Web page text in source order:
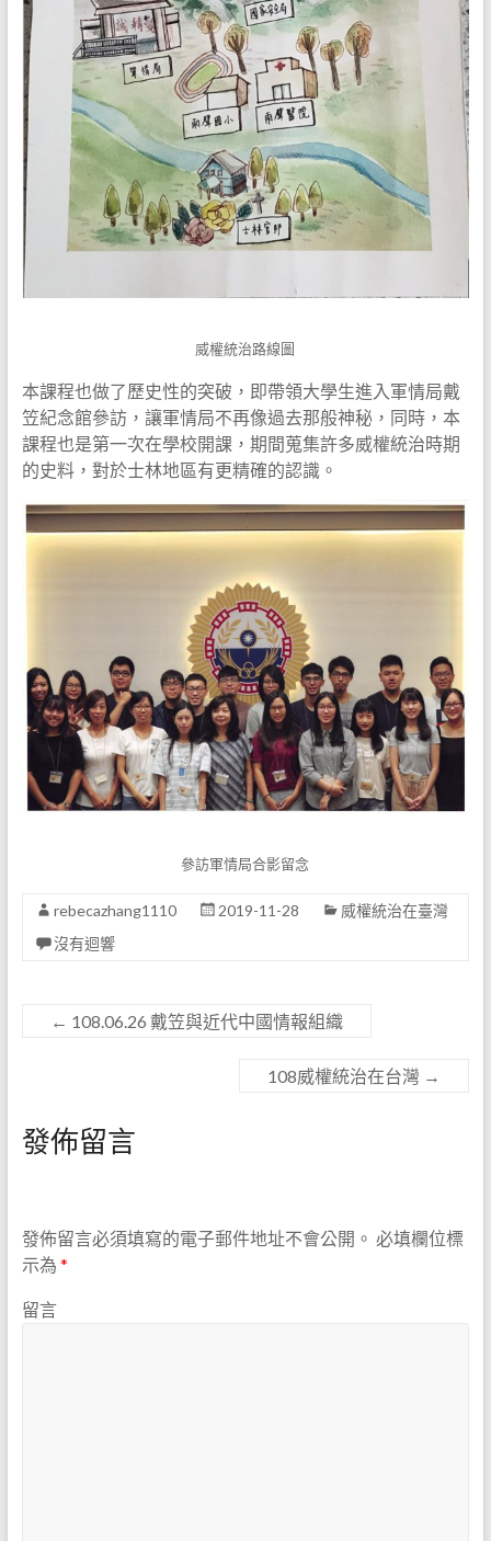
威權統治路線圖
本課程也做了歷史性的突破，即帶領大學生進入軍情局戴
笠紀念館參訪，讓軍情局不再像過去那般神秘，同時，本
課程也是第一次在學校開課，期間蒐集許多威權統治時期
的史料，對於士林地區有更精確的認識。
參訪軍情局合影留念
rebecazhang1110 2019-11-28
威權統治在臺灣
沒有迴響
← 108.06.26 戴笠與近代中國情報組織
108威權統治在台灣 →
發佈留言
發佈留言必須填寫的電子郵件地址不會公開。 必填欄位標
示為 *
留言